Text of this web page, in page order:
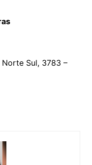
Norte Sul, 3783 –